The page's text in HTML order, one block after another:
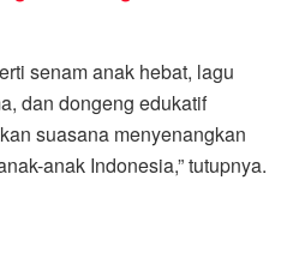
senam anak hebat, lagu
dan dongeng edukatif
suasana menyenangkan
anak Indonesia,” tutupnya.